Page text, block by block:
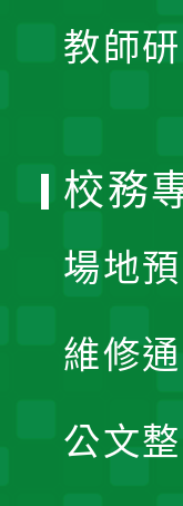
教師
校務
場地
維修
公文